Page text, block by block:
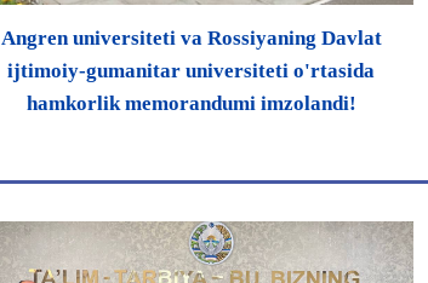
Angren universiteti va Rossiyaning Davlat
ijtimoiy-gumanitar universiteti o'rtasida
hamkorlik memorandumi imzolandi!